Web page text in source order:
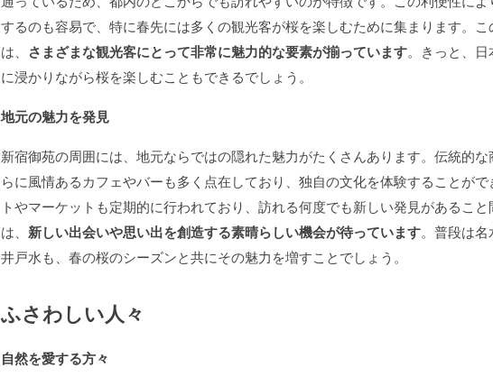
するのも容易で、特に春先には多くの観光客が桜を楽しむために集まります。
は、
さまざまな観光客にとって非常に魅力的な要素が揃っています。きっと、
に浸かりながら桜を楽しむこともできるでしょう。
地元の魅力を発見
新宿御苑の周囲には、地元ならではの隠れた魅力がたくさんあります。伝統的
らに風情あるカフェやバーも多く点在しており、独自の文化を体験することが
トやマーケットも定期的に行われており、訪れる何度でも新しい発見があるこ
は、 新しい出会いや思い出を創造する素晴らしい機会が待っています。普段は名
井戸水も、春の桜のシーズンと共にその魅力を増すことでしょう。
ふさわしい人々
自然を愛する方々